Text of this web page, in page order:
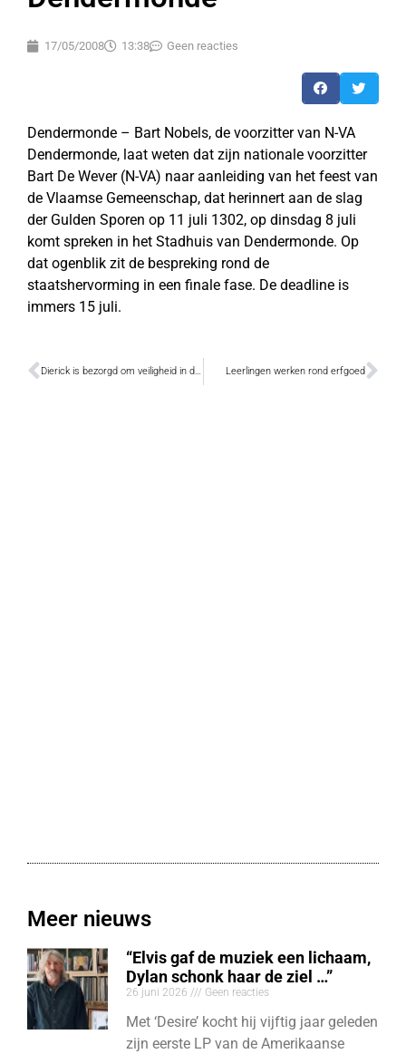
17/05/2008 13:38 Geen reacties
Dendermonde – Bart Nobels, de voorzitter van N-VA
Dendermonde, laat weten dat zijn nationale voorzitter
Bart De Wever (N-VA) naar aanleiding van het feest van
de Vlaamse Gemeenschap, dat herinnert aan de slag
der Gulden Sporen op 11 juli 1302, op dinsdag 8 juli
komt spreken in het Stadhuis van Dendermonde. Op
dat ogenblik zit de bespreking rond de
staatshervorming in een finale fase. De deadline is
immers 15 juli.
Dierick is bezorgd om veiligheid in de provinciale domeinen Leerlingen werken rond erfgoed
Meer nieuws
“Elvis gaf de muziek een lichaam,
Dylan schonk haar de ziel …”
26 juni 2026 Geen reacties
Met ‘Desire’ kocht hij vijftig jaar geleden
zijn eerste LP van de Amerikaanse